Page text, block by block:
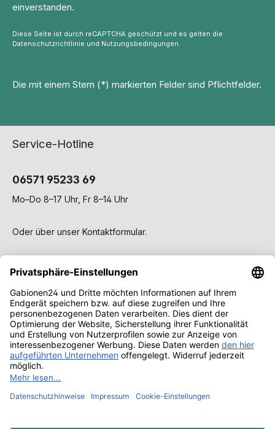
einverstanden.
Diese Seite ist durch reCAPTCHA geschützt und es gelten die
Datenschutzrichtlinie und Nutzungsbedingungen
Die mit einem Stern (*) markierten Felder sind Pflichtfelder.
Service-Hotline
06571 95233 69
Mo–Do 8–17 Uhr, Fr 8–14 Uhr
Oder über unser Kontaktformular.
Service
Gabionen
Wissen & Ratgeber